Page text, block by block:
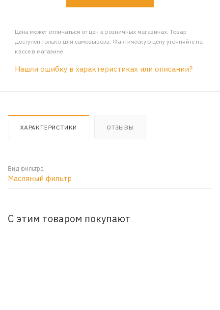
Цена может отличаться от цен в розничных магазинах. Товар
доступен только для самовывоза. Фактическую цену уточняйте на
кассе в магазине
Нашли ошибку в характеристиках или описании?
ХАРАКТЕРИСТИКИ ОТЗЫВЫ
Вид фильтра
Масляный фильтр
С этим товаром покупают